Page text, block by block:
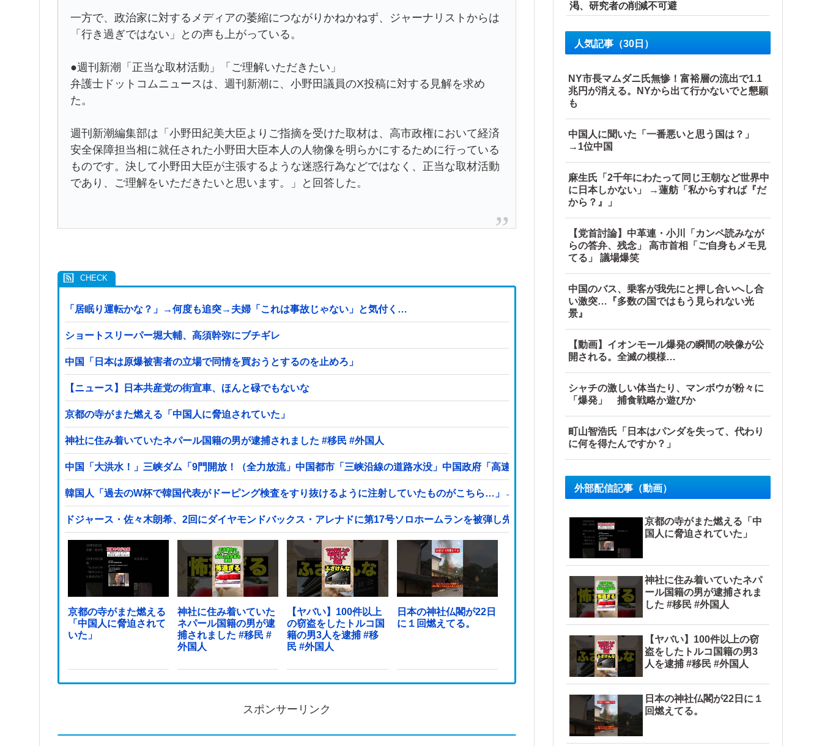
一方で、政治家に対するメディアの萎縮につながりかねかねず、ジャーナリストからは
「行き過ぎではない」との声も上がっている。
●週刊新潮「正当な取材活動」「ご理解いただきたい」
弁護士ドットコムニュースは、週刊新潮に、小野田議員のX投稿に対する見解を求め
た。
週刊新潮編集部は「小野田紀美大臣よりご指摘を受けた取材は、高市政権において経済
安全保障担当相に就任された小野田大臣本人の人物像を明らかにするために行っている
ものです。決して小野田大臣が主張するような迷惑行為などではなく、正当な取材活動
であり、ご理解をいただきたいと思います。」と回答した。
「居眠り運転かな？」→何度も追突→夫婦「これは事故じゃない」と気付く…
ショートスリーパー堀大輔、高須幹弥にブチギレ
中国「日本は原爆被害者の立場で同情を買おうとするのを止めろ」
【ニュース】日本共産党の街宣車、ほんと碌でもないな
京都の寺がまた燃える「中国人に脅迫されていた」
神社に住み着いていたネパール国籍の男が逮捕されました #移民 #外国人
中国「大洪水！」三峡ダム「9門開放！（全力放流」中国都市「三峡沿線の道路水没」中国政府「高速道路封鎖！」中国ダム「緊急放流に合わせて開門（土砂崩れ発生」→
韓国人「過去のW杯で韓国代表がドーピング検査をすり抜けるように注射していたものがこちら…」→「恥ずかしい…（ブルブル」＝韓国の反応
ドジャース・佐々木朗希、2回にダイヤモンドバックス・アレナドに第17号ソロホームランを被弾し先制を許す他
京都の寺がまた燃える
「中国人に脅迫されて
いた」
神社に住み着いていた
ネパール国籍の男が逮
捕されました #移民 #
外国人
【ヤバい】100件以上
の窃盗をしたトルコ国
籍の男3人を逮捕 #移
民 #外国人
日本の神社仏閣が22日
に１回燃えてる。
スポンサーリンク
渇、研究者の削減不可避
人気記事（30日）
NY市長マムダニ氏無惨！富裕層の流出で1.1
兆円が消える。NYから出て行かないでと懇願
も
中国人に聞いた「一番悪いと思う国は？」
→1位中国
麻生氏「2千年にわたって同じ王朝など世界中
に日本しかない」 →蓮舫「私からすれば『だ
から？』」
【党首討論】中革連・小川「カンペ読みなが
らの答弁、残念」 高市首相「ご自身もメモ見
てる」 議場爆笑
中国のバス、乗客が我先にと押し合いへし合
い激突…『多数の国ではもう見られない光
景』
【動画】イオンモール爆発の瞬間の映像が公
開される。全滅の模様…
シャチの激しい体当たり、マンボウが粉々に
「爆発」 捕食戦略か遊びか
町山智浩氏「日本はパンダを失って、代わり
に何を得たんですか？」
外部配信記事（動画）
京都の寺がまた燃える「中
国人に脅迫されていた」
神社に住み着いていたネパ
ール国籍の男が逮捕されま
した #移民 #外国人
【ヤバい】100件以上の窃
盗をしたトルコ国籍の男3
人を逮捕 #移民 #外国人
日本の神社仏閣が22日に１
回燃えてる。